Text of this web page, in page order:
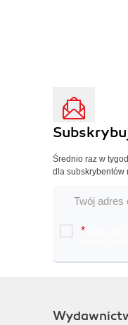
Średnio raz w
dla subskrybentów
*